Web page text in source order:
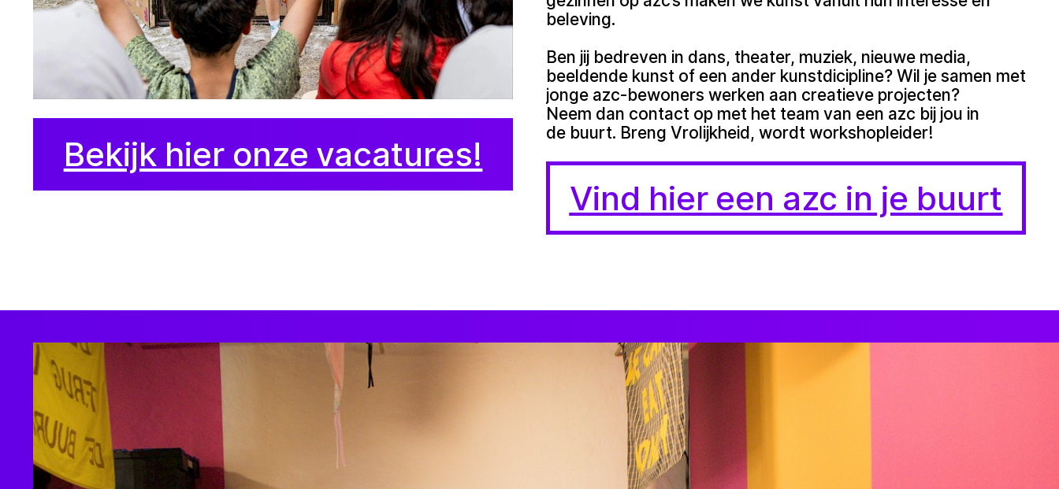
Bekijk hier onze vacatures!
beleving.
Ben jij bedreven in dans, theater, muziek, nieuwe media,
beeldende kunst of een ander kunstdicipline? Wil je samen met
jonge azc-bewoners werken aan creatieve projecten?
Neem dan contact op met het team van een azc bij jou in
de buurt. Breng Vrolijkheid, wordt workshopleider!
Vind hier een azc in je buurt